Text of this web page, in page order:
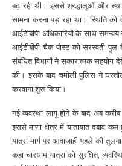
बढ़ रही थी। इससे श्रद्धालुओं और
सामना करना पड़ रहा था। स्थिति
आईटीबीपी अधिकारियों के साथ समन्वय
आईटीबीपी चैक पोस्ट को सरस्वती
संबंधित विभागों ने सकारात्मक सहयोग
की। इसके बाद चमोली पुलिस ने
करवाना शुरू किया।
नई व्यवस्था लागू होने के बाद अब
इससे माणा क्षेत्र में यातायात दबाव
यात्रा मार्ग पर आवाजाही पहले की
कहा चारधाम यात्रा को सुरक्षित,